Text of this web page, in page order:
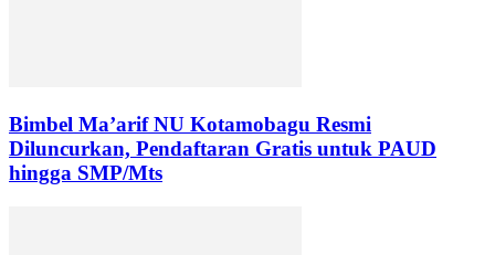
Bimbel Ma’arif NU Kotamobagu Resmi
Diluncurkan, Pendaftaran Gratis untuk PAUD
hingga SMP/Mts